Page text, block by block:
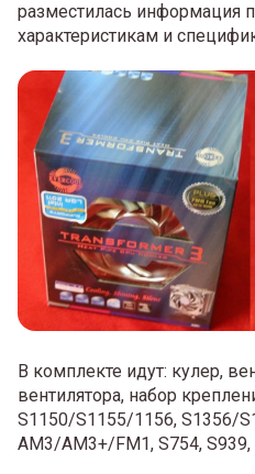
разместилась информация
характеристикам и
В комплекте идут: кулер,
вентилятора, набор
S1150/S1155/1156, S1356/
AM3/AM3+/FM1, S754,